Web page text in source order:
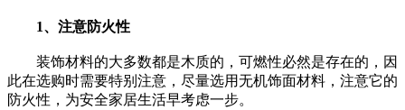
1、注意防火性
装饰材料的大多数都是木质的，可燃性必然是存在的，因
此在选购时需要特别注意，尽量选用无机饰面材料，注意它的
防火性，为安全家居生活早考虑一步。